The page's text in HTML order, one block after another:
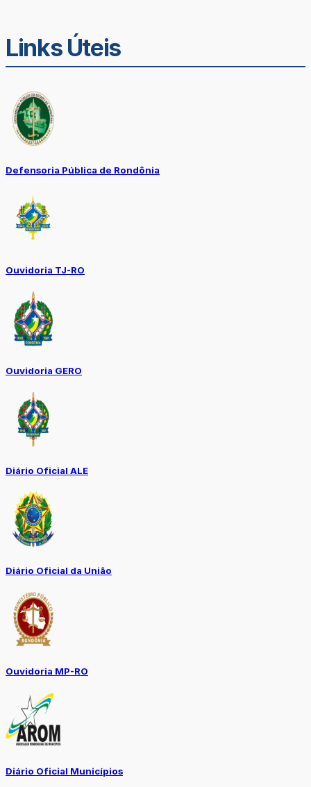
Links Úteis
Defensoria Pública de Rondônia
Ouvidoria TJ-RO
Ouvidoria GERO
Diário Oficial ALE
Diário Oficial da União
Ouvidoria MP-RO
Diário Oficial Municípios